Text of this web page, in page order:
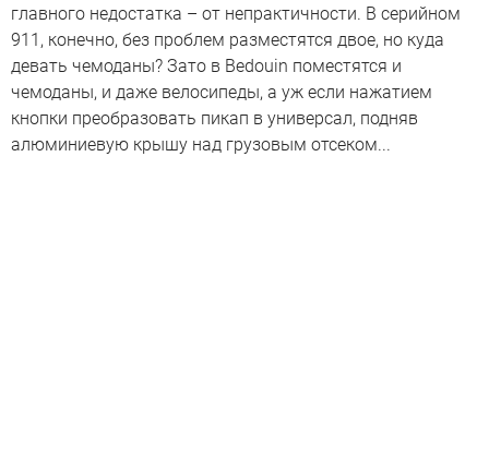
главного недостатка – от непрактичности. В серийном
911, конечно, без проблем разместятся двое, но куда
девать чемоданы? Зато в Bedouin поместятся и
чемоданы, и даже велосипеды, а уж если нажатием
кнопки преобразовать пикап в универсал, подняв
алюминиевую крышу над грузовым отсеком...